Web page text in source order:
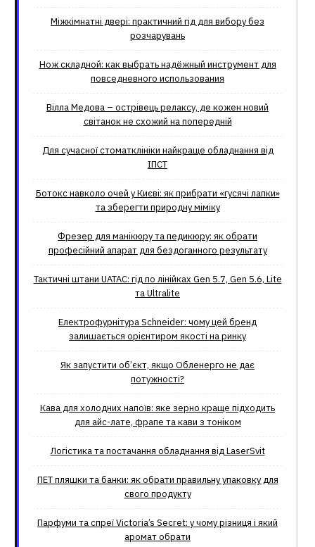
Міжкімнатні двері: практичний гід для вибору без
розчарувань
Нож складной: как выбрать надёжный инструмент для
повседневного использования
Вілла Медова – острівець релаксу, де кожен новий
світанок не схожий на попередній
Для сучасної стоматклініки найкраще обладнання від
ІПСТ
Ботокс навколо очей у Києві: як прибрати «гусячі лапки»
та зберегти природну міміку
Фрезер для манікюру та педикюру: як обрати
професійний апарат для бездоганного результату
Тактичні штани UATAC: гід по лінійках Gen 5.7, Gen 5.6, Lite
та Ultralite
Електрофурнітура Schneider: чому цей бренд
залишається орієнтиром якості на ринку
Як запустити об’єкт, якщо Обленерго не дає
потужності?
Кава для холодних напоїв: яке зерно краще підходить
для айс-лате, фрапе та кави з тоніком
Логістика та постачання обладнання від LaserSvit
ПЕТ пляшки та банки: як обрати правильну упаковку для
свого продукту
Парфуми та спреї Victoria’s Secret: у чому різниця і який
аромат обрати